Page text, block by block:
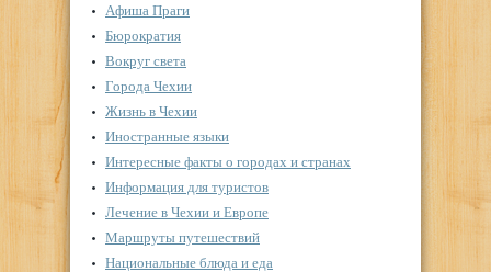
Афиша Праги
Бюрократия
Вокруг света
Города Чехии
Жизнь в Чехии
Иностранные языки
Интересные факты о городах и странах
Информация для туристов
Лечение в Чехии и Европе
Маршруты путешествий
Национальные блюда и еда